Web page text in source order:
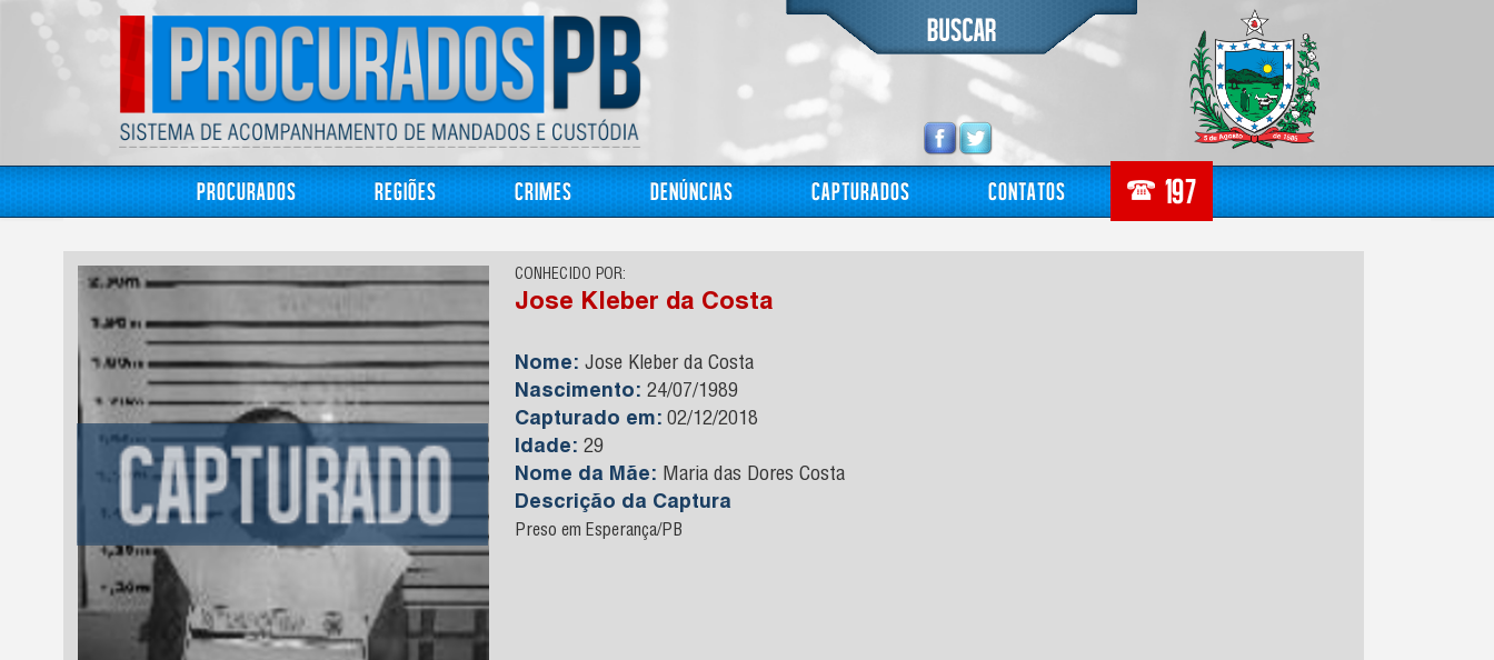
Procurados Regiões Crimes Denúncias Capturados Contatos
CONHECIDO POR:
Jose Kleber da Costa
Nome: Jose Kleber da Costa
Nascimento: 24/07/1989
Capturado em: 02/12/2018
Idade: 29
Nome da Mãe: Maria das Dores Costa
Descrição da Captura
Preso em Esperança/PB